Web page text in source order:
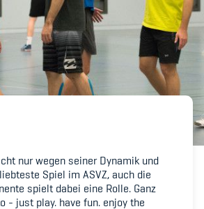
/ FAQ
nur wegen seiner Dynamik und
Spiel im ASVZ, auch die
spielt dabei eine Rolle. Ganz
- just play. have fun. enjoy the